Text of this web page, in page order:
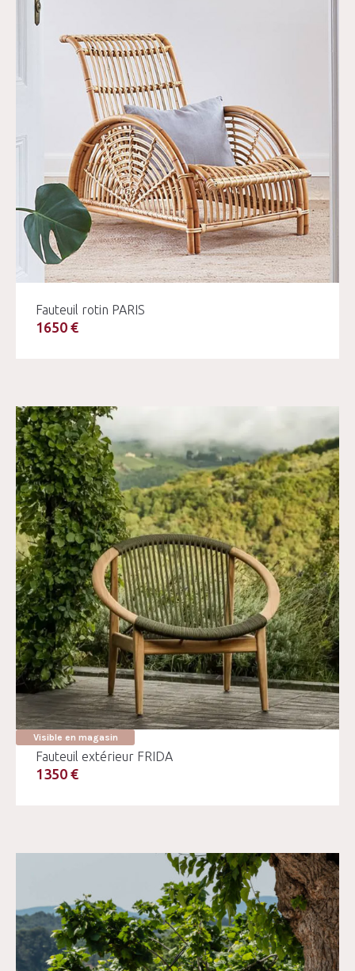
Fauteuil rotin PARIS
1650 €
Visible en magasin
Fauteuil extérieur FRIDA
1350 €